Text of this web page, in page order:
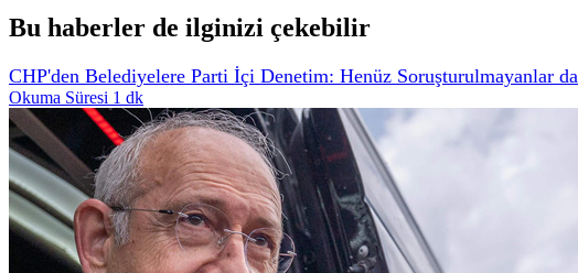
Bu haberler de ilginizi çekebilir
CHP'den Belediyelere Parti İçi Denetim: Henüz Soruşturulmayanlar
Okuma Süresi 1 dk